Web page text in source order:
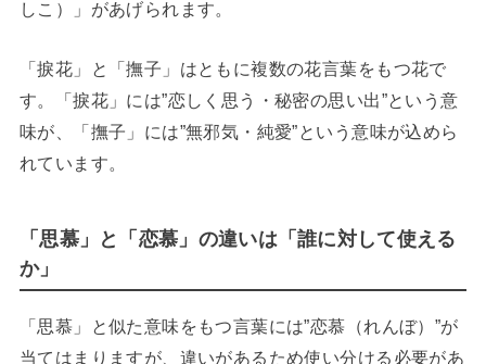
しこ）」があげられます。
「捩花」と「撫子」はともに複数の花言葉をもつ花で
す。「捩花」には”恋しく思う・秘密の思い出”という意
味が、「撫子」には”無邪気・純愛”という意味が込めら
れています。
「思慕」と「恋慕」の違いは「誰に対して使える
か」
「思慕」と似た意味をもつ言葉には”恋慕（れんぼ）”が
当てはまりますが、違いがあるため使い分ける必要があ